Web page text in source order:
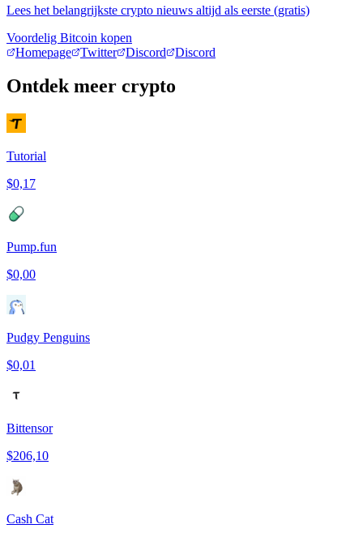
Lees het belangrijkste crypto nieuws altijd als eerste (gratis)
Voordelig Bitcoin kopen
Homepage
Twitter Discord Discord
Ontdek meer crypto
Tutorial
$0,17
Pump.fun
$0,00
Pudgy Penguins
$0,01
Bittensor
$206,10
Cash Cat